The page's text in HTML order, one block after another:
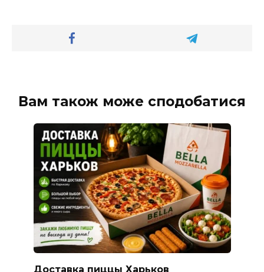
Вам також може сподобатися
Доставка пиццы Харьков